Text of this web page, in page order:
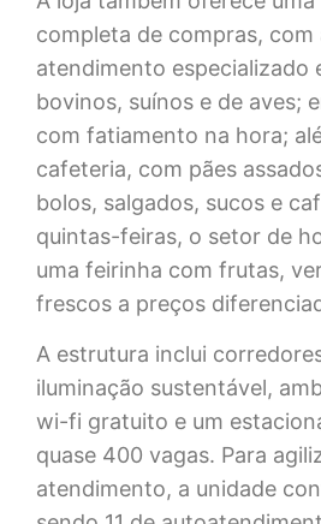
completa de compras, com
atendimento especializado
bovinos, suínos e de aves;
com fatiamento na hora;
cafeteria, com pães
bolos, salgados, sucos e
quintas-feiras, o setor de
uma feirinha com frutas,
frescos a preços
A estrutura inclui
iluminação sustentável,
wi-fi gratuito e um
quase 400 vagas. Para
atendimento, a unidade